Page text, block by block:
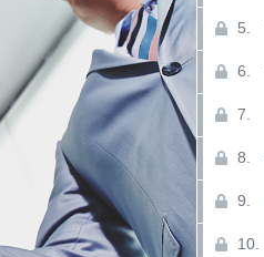
5.
6.
7.
8.
9.
10.